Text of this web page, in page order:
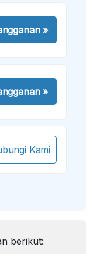
»
»
Kami
berikut: